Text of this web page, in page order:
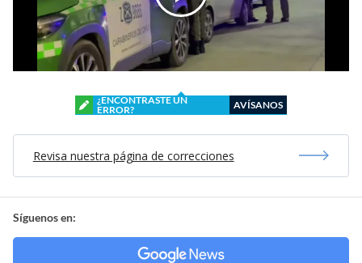
¿ENCONTRASTE UN
ERROR?
AVÍSANOS
Revisa nuestra página de correcciones
Síguenos en: